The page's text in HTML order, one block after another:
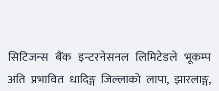
सिटिजन्स बैंक इन्टरनेसनल लिमिटेडले भूकम्प
अति प्रभावित धादिङ्ग जिल्लाको लापा, झारलाङ्ग,